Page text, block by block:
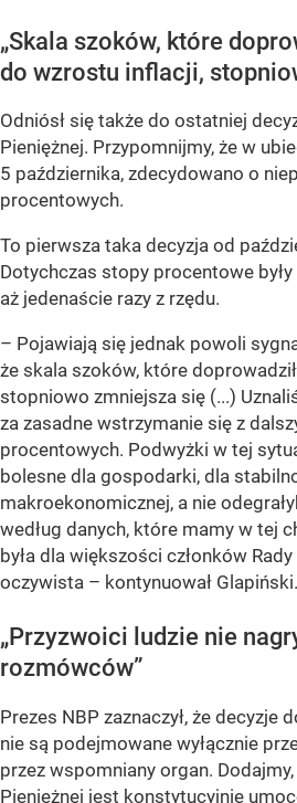
„Skala szoków, które
do wzrostu inflacji,
Odniósł się także do ostatniej
Pieniężnej. Przypomnijmy, że w
5 października, zdecydowano o
procentowych.
To pierwsza taka decyzja od
Dotychczas stopy procentowe
aż jedenaście razy z rzędu.
– Pojawiają się jednak powoli
że skala szoków, które
stopniowo zmniejsza się (...)
za zasadne wstrzymanie się z
procentowych. Podwyżki w tej
bolesne dla gospodarki, dla
makroekonomicznej, a nie
według danych, które mamy w tej
była dla większości członków
oczywista – kontynuował Glapiński.
„Przyzwoici ludzie nie
rozmówców”
Prezes NBP zaznaczył, że
nie są podejmowane wyłącznie
przez wspomniany organ.
Pieniężnej jest konstytucyjnie